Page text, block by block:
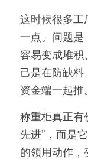
这时候很多工
一点。问题是
容易变成堆积
己是在防缺料
资金端一起推。
称重柜真正有
先进”，而是
的领用动作，